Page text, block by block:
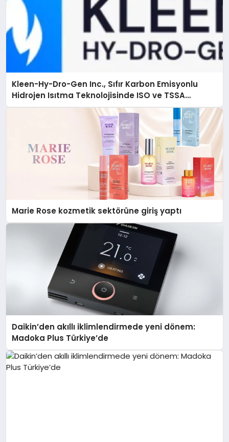
Kleen-Hy-Dro-Gen Inc., Sıfır Karbon Emisyonlu
Hidrojen Isıtma Teknolojisinde ISO ve TSSA
Düzenleyici Onaylarını Aldı
Marie Rose kozmetik sektörüne giriş yaptı
Daikin’den akıllı iklimlendirmede yeni dönem:
Madoka Plus Türkiye’de